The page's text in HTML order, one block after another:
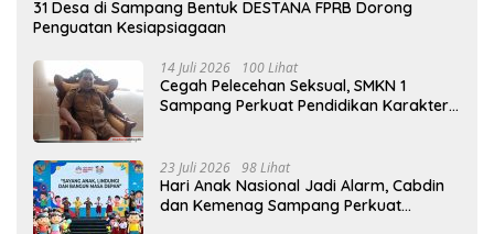
31 Desa di Sampang Bentuk DESTANA FPRB Dorong
Penguatan Kesiapsiagaan
14 Juli 2026 100 Lihat
Cegah Pelecehan Seksual, SMKN 1
Sampang Perkuat Pendidikan Karakter
23 Juli 2026 98 Lihat
Hari Anak Nasional Jadi Alarm, Cabdin
dan Kemenag Sampang Perkuat